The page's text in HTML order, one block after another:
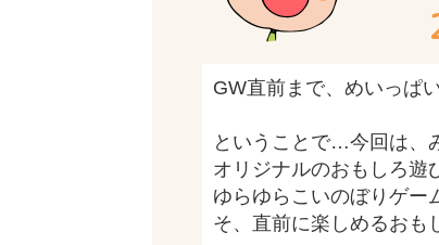
GW直前まで、めいっぱ
ということで…今回は、
オリジナルのおもしろ遊
ゆらゆらこいのぼりゲ
そ、直前に楽しめるおも